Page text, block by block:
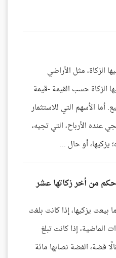
الزكاة، مثل الأراضي
الزكاة حسب القيمة -قيمة
أما الأسهم التي للاستثمار
عنده الأرباح، التي تجيه،
يزكيها، أو حال ...
من أخر زكاتها عشر
بيعت يزكيها، إذا كانت بلغت
الماضية، إذا كانت تبلغ
فضة، الفضة نصابها مائة